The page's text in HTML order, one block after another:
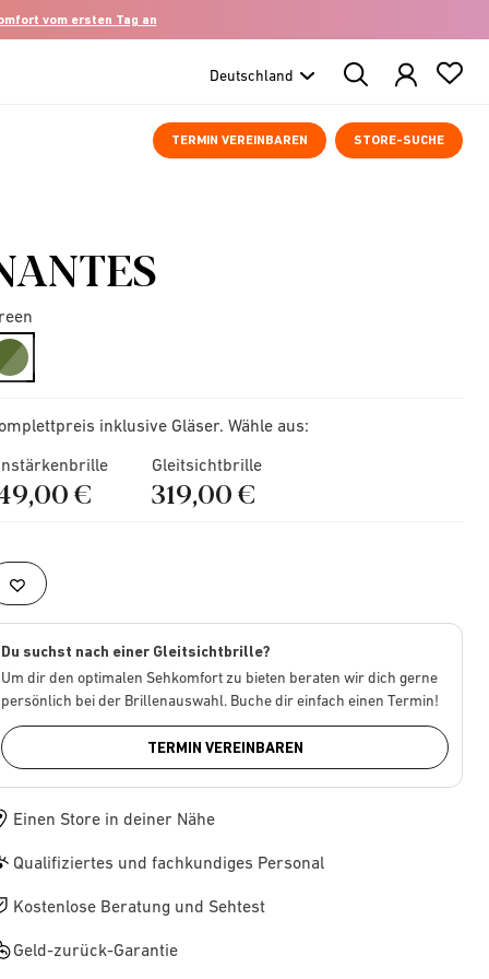
vom ersten Tag an
Search
Products
TERMIN VEREINBAREN STORE-SUCHE
selected
inklusive Gläser. Wähle aus:
€
Gleitsichtbrille
319,00 €
Du suchst nach einer Gleitsichtbrille?
Um dir den optimalen Sehkomfort zu bieten beraten wir dich gerne
persönlich bei der Brillenauswahl. Buche dir einfach einen Termin!
TERMIN VEREINBAREN
Einen Store in deiner Nähe
Qualifiziertes und fachkundiges Personal
Kostenlose Beratung und Sehtest
Geld-zurück-Garantie